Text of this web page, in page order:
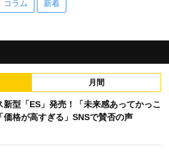
コラム 新着
月間
新型「ES」発売！「未来感あってかっこ
価格が高すぎる」SNSで賛否の声